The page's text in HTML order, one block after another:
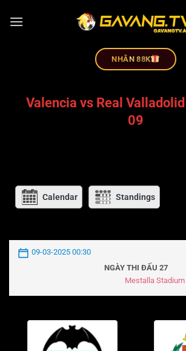
NHÂN 88K
Valencia vs Real
09
Calendar Standings
09-03-2025 00:30
NGÀY THI ĐẤU 27
Mestalla Stadium